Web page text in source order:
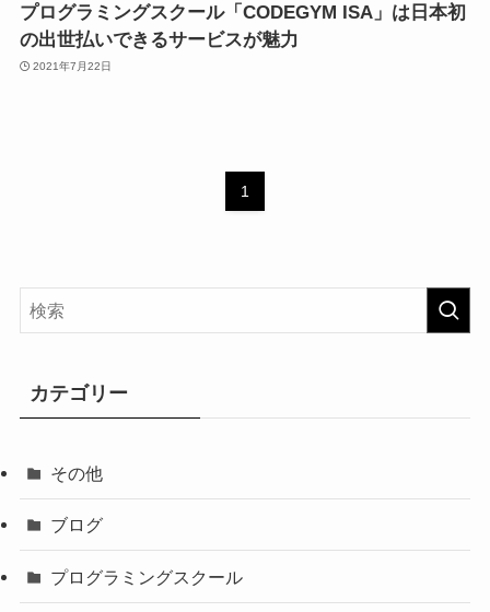
プログラミングスクール「CODEGYM ISA」は日本初
の出世払いできるサービスが魅力
2021年7月22日
1
カテゴリー
その他
ブログ
プログラミングスクール